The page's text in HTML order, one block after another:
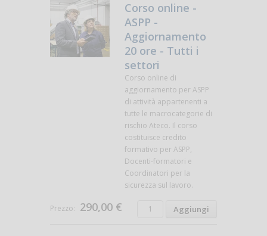
Corso online -
ASPP -
Aggiornamento
20 ore - Tutti i
settori
Corso online di
aggiornamento per ASPP
di attività appartenenti a
tutte le macrocategorie di
rischio Ateco. Il corso
costituisce credito
formativo per ASPP,
Docenti-formatori e
Coordinatori per la
sicurezza sul lavoro.
Prezzo: 290,00 €